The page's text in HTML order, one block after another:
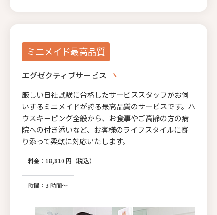
ミニメイド最高品質
エグゼクティブサービス
厳しい自社試験に合格したサービススタッフがお伺
いするミニメイドが誇る最高品質のサービスです。ハ
ウスキーピング全般から、お食事やご高齢の方の病
院への付き添いなど、お客様のライフスタイルに寄
り添って柔軟に対応いたします。
料金：18,810 円（税込）
時間：3 時間～